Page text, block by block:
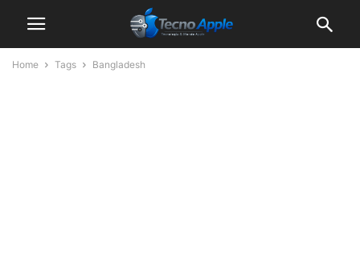
Home Tags Bangladesh